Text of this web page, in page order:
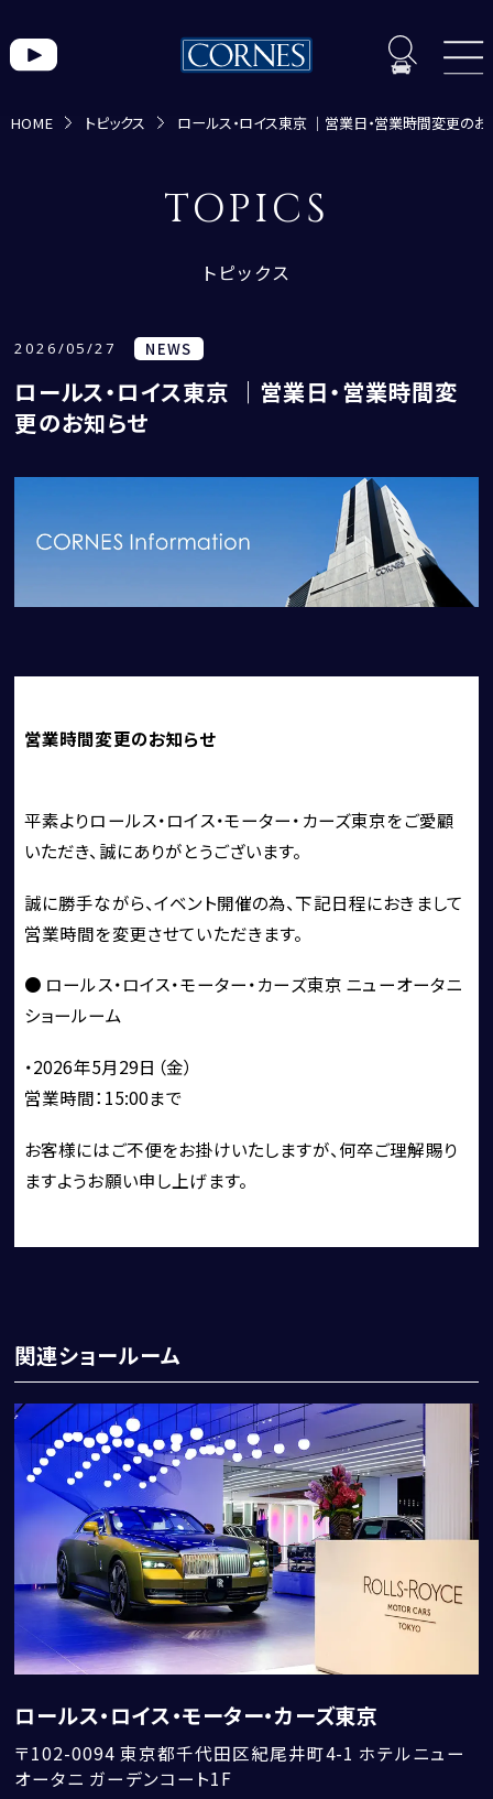
CORNES MOMENT
CORNES RACING
CONECO
THE MAGARIGAWA CLUB
BENTLEY
LAMBORGHINI
PORSCHE
SINGER VEHICLE DESIGN
アフターサービス
HOME トピックス ロールス・ロイス東京 ｜営業日・営業時間変更のお
TOPICS
トピックス
2026/05/27 NEWS
ロールス・ロイス東京 ｜営業日・営業時間変
更のお知らせ
営業時間変更のお知らせ
平素よりロールス・ロイス・モーター・カーズ東京をご愛顧
いただき、誠にありがとうございます。
誠に勝手ながら、イベント開催の為、下記日程におきまして
営業時間を変更させていただきます。
● ロールス・ロイス・モーター・カーズ東京 ニューオータニ
ショールーム
・2026年5月29日（金）
営業時間：15:00まで
お客様にはご不便をお掛けいたしますが、何卒ご理解賜り
ますようお願い申し上げます。
関連ショールーム
ロールス・ロイス・モーター・カーズ東京
〒102-0094 東京都千代田区紀尾井町4-1 ホテルニュー
オータニ ガーデンコート1F